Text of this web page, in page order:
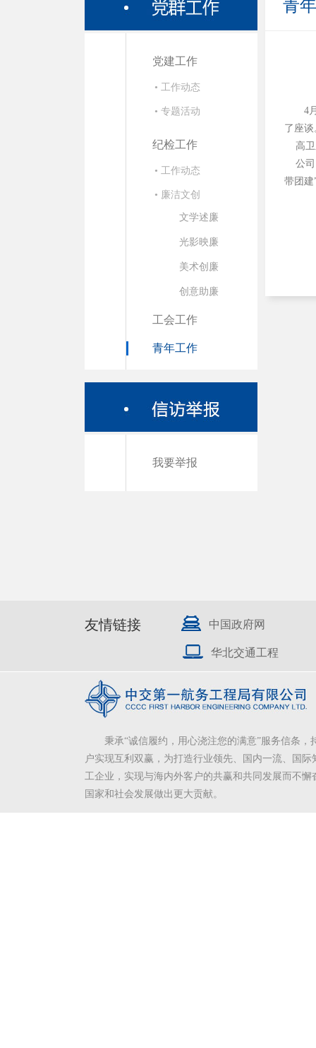
党建工作
• 工作动态
• 专题活动
纪检工作
• 工作动态
• 廉洁文创
文学述廉
光影映廉
美术创廉
创意助廉
工会工作
青年工作
我要举报
青
4
了座谈
高卫
公司
带团建
友情链接 中国政府网
华北交通工程
秉承“诚信履约，用心浇注您的满意”服务信条，
户实现互利双赢，为打造行业领先、国内一流、国际
工企业，实现与海内外客户的共赢和共同发展而不懈
国家和社会发展做出更大贡献。